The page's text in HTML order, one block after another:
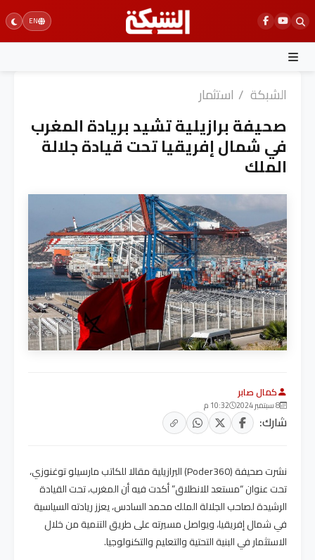
Skip
to
content
EN
الشبكة / استثمار
صحيفة برازيلية تشيد بريادة المغرب
في شمال إفريقيا تحت قيادة جلالة
الملك
كمال صابر
8 سبتمبر 2024 10:32 م
شارك:
نشرت صحيفة (Poder360) البرازيلية مقالا للكاتب مارسيلو توغنوزي،
تحت عنوان “مستعد للانطلاق” أكدت فيه أن المغرب، تحت القيادة
الرشيدة لصاحب الجلالة الملك محمد السادس، يعزز ريادته السياسية
في شمال إفريقيا، ويواصل مسيرته على طريق التنمية من خلال
الاستثمار في البنية التحتية والتعليم والتكنولوجيا.